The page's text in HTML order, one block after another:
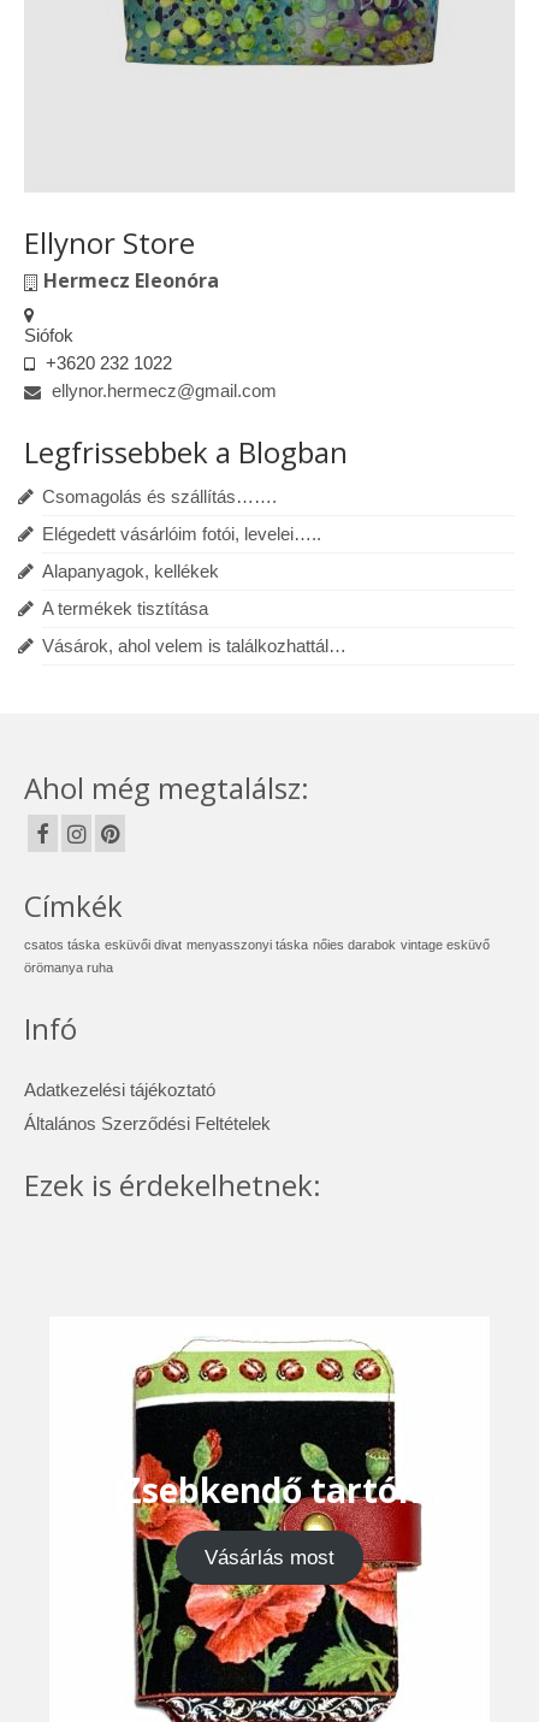
Ellynor Store
Hermecz Eleonóra
Siófok
+3620 232 1022
ellynor.hermecz@gmail.com
Legfrissebbek a Blogban
Csomagolás és szállítás…….
Elégedett vásárlóim fotói, levelei…..
Alapanyagok, kellékek
A termékek tisztítása
Vásárok, ahol velem is találkozhattál…
Ahol még megtalálsz:
Címkék
csatos táska esküvői divat menyasszonyi táska nőies darabok vintage esküvő
örömanya ruha
Infó
Adatkezelési tájékoztató
Általános Szerződési Feltételek
Ezek is érdekelhetnek:
Zsebkendő tartók
Vásárlás most